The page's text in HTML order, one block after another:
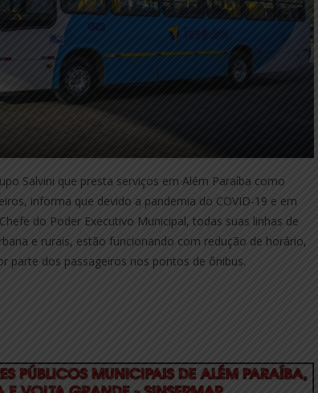
Salvini que presta serviços em Além Paraíba como
informa que devido a pandemia do COVID-19 e em
do Poder Executivo Municipal, todas suas linhas de
e rurais, estão funcionando com redução de horário,
parte dos passageiros nos pontos de ônibus.